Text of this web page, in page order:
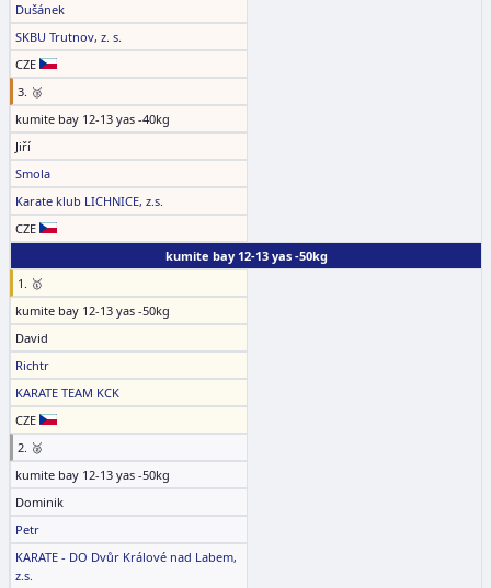
Dušánek
SKBU Trutnov, z. s.
CZE
3. 🥉
kumite bay 12-13 yas -40kg
Jiří
Smola
Karate klub LICHNICE, z.s.
CZE
kumite bay 12-13 yas -50kg
1. 🥇
kumite bay 12-13 yas -50kg
David
Richtr
KARATE TEAM KCK
CZE
2. 🥈
kumite bay 12-13 yas -50kg
Dominik
Petr
KARATE - DO Dvůr Králové nad Labem,
z.s.